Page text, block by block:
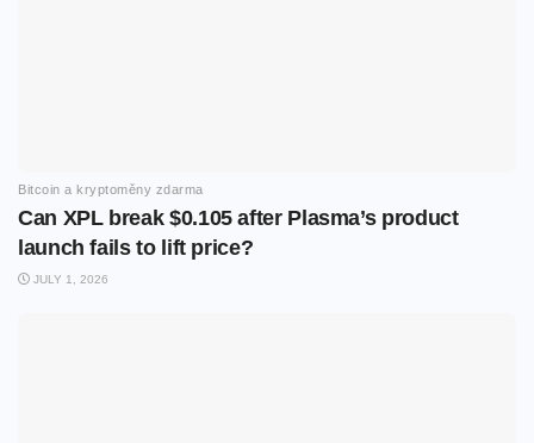
Bitcoin a kryptoměny zdarma
Can XPL break $0.105 after Plasma’s product
launch fails to lift price?
JULY 1, 2026